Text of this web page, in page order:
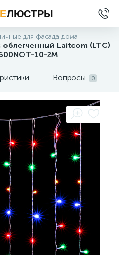
ЛЮСТРЫ
для фасада дома
облегченный Laitcom (LTC)
10-2M
Вопросы 0